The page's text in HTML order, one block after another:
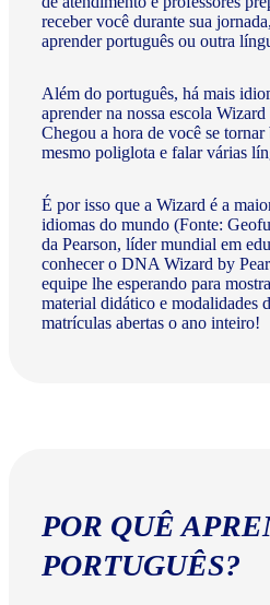
receber você durante sua
aprender português ou outra
Além do português, há mais
aprender na nossa escola
Chegou a hora de você se
mesmo poliglota e falar várias
É por isso que a Wizard é a
idiomas do mundo (Fonte:
da Pearson, líder mundial em
conhecer o DNA Wizard by
equipe lhe esperando para
material didático e modalidades
matrículas abertas o ano inteiro!
POR QUÊ
PORTUGUÊS?